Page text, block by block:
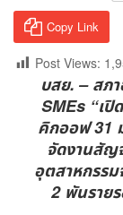
Copy Link
Post Views:
บสย. – สภ
SMEs “เ
คิกออฟ 31
จัดงานสัญ
อุตสาหกรรม
2 พันรายร